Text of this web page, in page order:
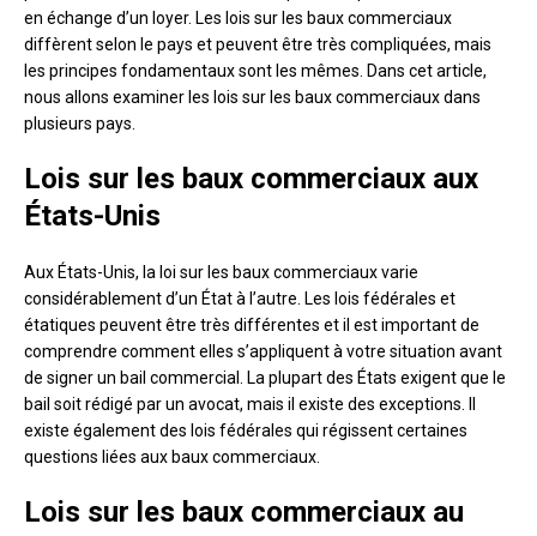
en échange d’un loyer. Les lois sur les baux commerciaux
diffèrent selon le pays et peuvent être très compliquées, mais
les principes fondamentaux sont les mêmes. Dans cet article,
nous allons examiner les lois sur les baux commerciaux dans
plusieurs pays.
Lois sur les baux commerciaux aux
États-Unis
Aux États-Unis, la loi sur les baux commerciaux varie
considérablement d’un État à l’autre. Les lois fédérales et
étatiques peuvent être très différentes et il est important de
comprendre comment elles s’appliquent à votre situation avant
de signer un bail commercial. La plupart des États exigent que le
bail soit rédigé par un avocat, mais il existe des exceptions. Il
existe également des lois fédérales qui régissent certaines
questions liées aux baux commerciaux.
Lois sur les baux commerciaux au